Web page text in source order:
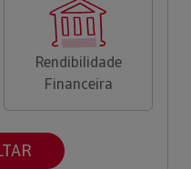
Rendibilidade
Financeira